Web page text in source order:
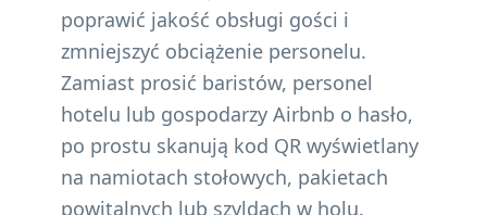
poprawić jakość obsługi gości i
zmniejszyć obciążenie personelu.
Zamiast prosić baristów, personel
hotelu lub gospodarzy Airbnb o hasło,
po prostu skanują kod QR wyświetlany
na namiotach stołowych, pakietach
powitalnych lub szyldach w holu.